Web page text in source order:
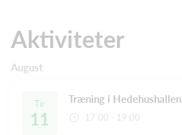
Aktiviteter
August
Tir
11
Træning i Hedehushallen
17:00 - 19:00